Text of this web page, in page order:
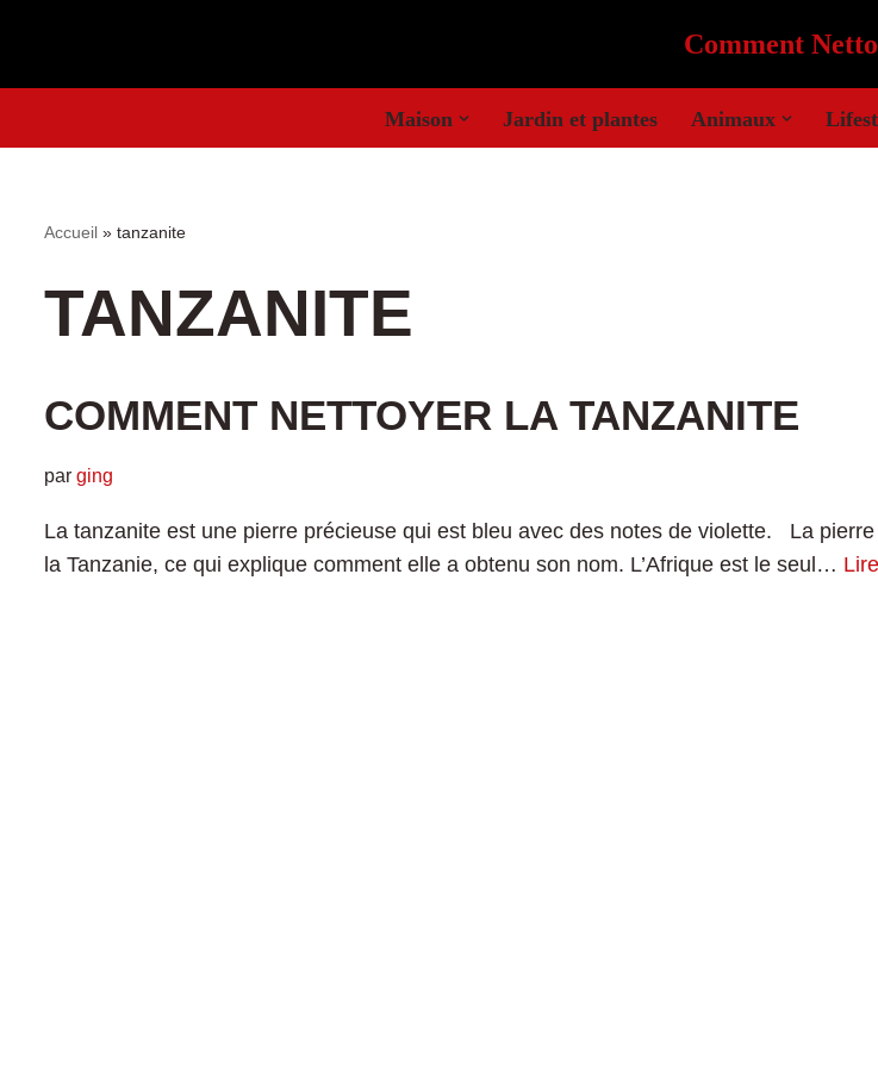
Comment
Maison Jardin et plantes Animaux
Accueil » tanzanite
TANZANITE
COMMENT NETTOYER LA TANZANITE
par ging
La tanzanite est une pierre précieuse qui est bleu avec des notes de violette. La
la Tanzanie, ce qui explique comment elle a obtenu son nom. L’Afrique est le seul…